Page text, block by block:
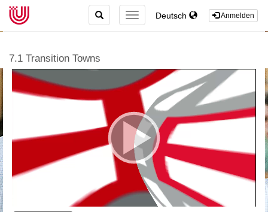
Anmelden
Deutsch
TOGGLE
NAVIGATION
TOGGLE
SEARCH
7.1 Transition Towns